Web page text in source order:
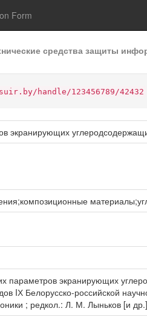
Form
средства защиты
handle/123456789/42432
экранирующих
параметров экранирующих
IХ Белорусско-российской
; редкол.: Л. М. Лыньков [и